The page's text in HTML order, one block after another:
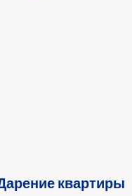
квартиры